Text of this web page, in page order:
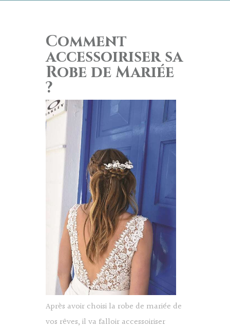
Comment
accessoiriser sa
Robe de Mariée
?
Après avoir choisi la robe de mariée de
vos rêves, il va falloir accessoiriser